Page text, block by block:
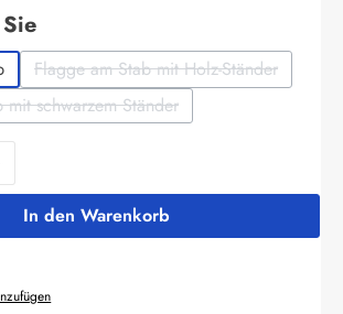
auswählen
Flagge am Stab mit Holz-Ständer
(Diese Option ist zurzeit
schwarzem Ständer
(Diese Option ist zurzeit nicht verfügbar.)
Gib den gewünschten
In den Warenkorb